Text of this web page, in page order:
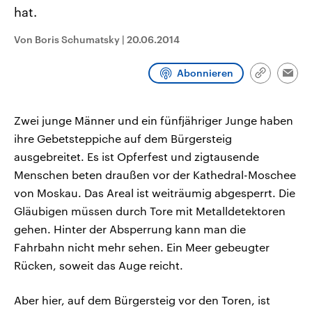
Umfragen, Prognosen,
und Hintergründe zu den Parteien
und Kandidaten der anstehenden
Sendungen Programm Podcasts
hat.
Von Boris Schumatsky | 20.06.2014
Abonnieren
Link
Zwei junge Männer und ein fünfjähriger Junge haben
ihre Gebetsteppiche auf dem Bürgersteig
ausgebreitet. Es ist Opferfest und zigtausende
Menschen beten draußen vor der Kathedral-Moschee
von Moskau. Das Areal ist weiträumig abgesperrt. Die
Gläubigen müssen durch Tore mit Metalldetektoren
gehen. Hinter der Absperrung kann man die
Fahrbahn nicht mehr sehen. Ein Meer gebeugter
Rücken, soweit das Auge reicht.
Aber hier, auf dem Bürgersteig vor den Toren, ist